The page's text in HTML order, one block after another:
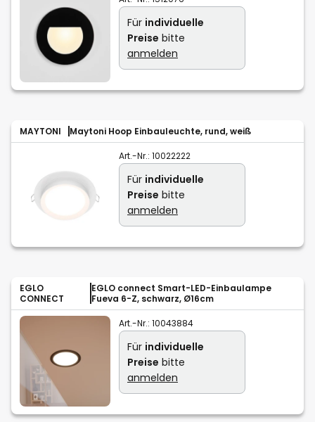
Für individuelle
Preise bitte
anmelden
MAYTONI Maytoni Hoop Einbauleuchte, rund, weiß
Art.-Nr.: 10022222
Für individuelle
Preise bitte
anmelden
EGLO
CONNECT
EGLO connect Smart-LED-Einbaulampe
Fueva 6-Z, schwarz, Ø16cm
Art.-Nr.: 10043884
Für individuelle
Preise bitte
anmelden